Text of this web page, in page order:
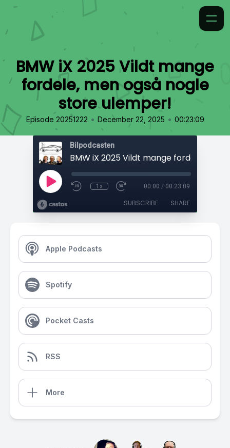
BMW iX 2025 Vildt mange
fordele, men også nogle
store ulemper!
Episode 20251222 • December 22, 2025 • 00:23:09
Bilpodcasten
1x 00:00 / 00:23:09
SUBSCRIBE SHARE
Apple Podcasts
Spotify
Pocket Casts
RSS
More